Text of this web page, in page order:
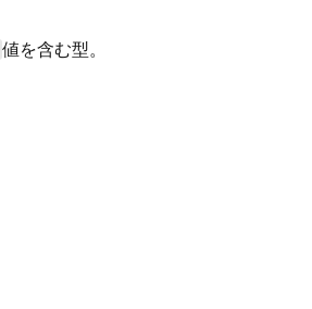
値を含む型。